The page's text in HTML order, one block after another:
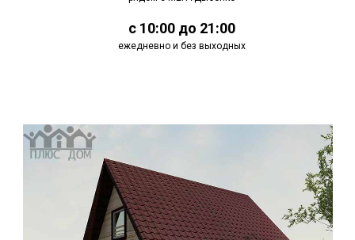
с 10:00 до 21:00
ежедневно и без выходных